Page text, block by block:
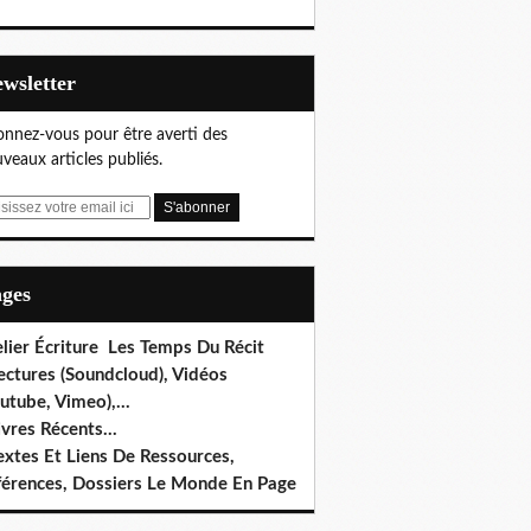
vous pour être averti des
articles publiés.
Écriture Les Temps Du Récit
(Soundcloud), Vidéos
Vimeo),...
Récents...
Et Liens De Ressources,
Dossiers Le Monde En Page